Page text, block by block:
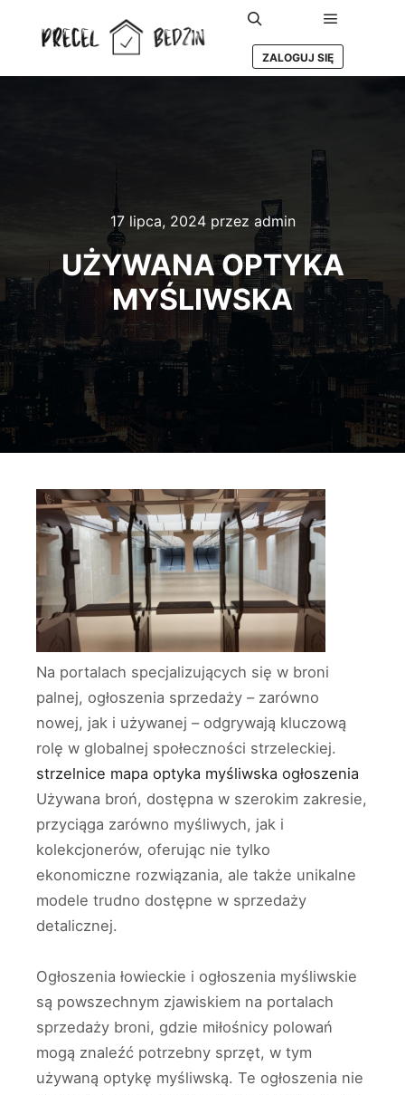
Szukaj Główne
ZALOGUJ SIĘ
17 lipca, 2024przez admin
UŻYWANA OPTYKA
MYŚLIWSKA
Na portalach specjalizujących się w broni
palnej, ogłoszenia sprzedaży – zarówno
nowej, jak i używanej – odgrywają kluczową
rolę w globalnej społeczności strzeleckiej.
strzelnice mapa optyka myśliwska ogłoszenia
Używana broń, dostępna w szerokim zakresie,
przyciąga zarówno myśliwych, jak i
kolekcjonerów, oferując nie tylko
ekonomiczne rozwiązania, ale także unikalne
modele trudno dostępne w sprzedaży
detalicznej.
Ogłoszenia łowieckie i ogłoszenia myśliwskie
są powszechnym zjawiskiem na portalach
sprzedaży broni, gdzie miłośnicy polowań
mogą znaleźć potrzebny sprzęt, w tym
używaną optykę myśliwską. Te ogłoszenia nie